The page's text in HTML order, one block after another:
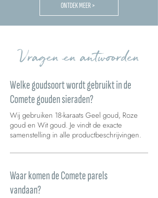
ONTDEK MEER >
Vragen en antwoorden
Welke goudsoort wordt gebruikt in de
Comete gouden sieraden?
Wij gebruiken 18-karaats Geel goud, Roze
goud en Wit goud. Je vindt de exacte
samenstelling in alle productbeschrijvingen.
Waar komen de Comete parels
vandaan?